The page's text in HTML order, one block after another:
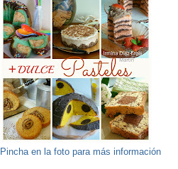
Pincha en la foto para más información